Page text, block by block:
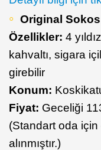
Original
Özellikler: 4
kahvaltı, sigara
girebilir
Konum:
Fiyat: Geceliği
(Standart oda için
alınmıştır.)